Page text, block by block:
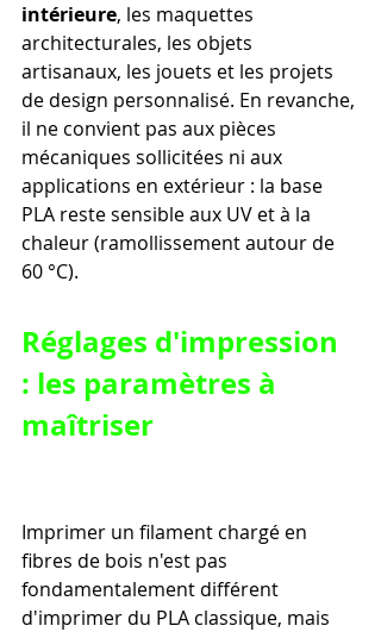
intérieure, les maquettes
architecturales, les objets
artisanaux, les jouets et les projets
de design personnalisé. En revanche,
il ne convient pas aux pièces
mécaniques sollicitées ni aux
applications en extérieur : la base
PLA reste sensible aux UV et à la
chaleur (ramollissement autour de
60 °C).
Réglages d'impression
: les paramètres à
maîtriser
Imprimer un filament chargé en
fibres de bois n'est pas
fondamentalement différent
d'imprimer du PLA classique, mais